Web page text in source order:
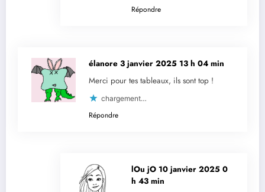
Répondre
élanore 3 janvier 2025 13 h 04 min
Merci pour tes tableaux, ils sont top !
chargement…
Répondre
lOu jO 10 janvier 2025 0
h 43 min